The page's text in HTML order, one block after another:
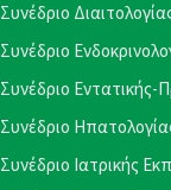
Συνέδριο
Συνέδριο
Συνέδριο
Συνέδριο
Συνέδριο Ιατρικής